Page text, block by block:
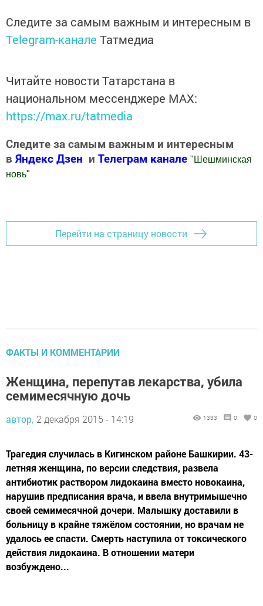
Следите за самым важным и интересным в
Telegram-канале Татмедиа
Читайте новости Татарстана в
национальном мессенджере MАХ:
https://max.ru/tatmedia
Следите за самым важным и интересным
в Яндекс Дзен и Телеграм канале " Шешминская
новь"
Перейти на страницу новости
ФАКТЫ И КОММЕНТАРИИ
Женщина, перепутав лекарства, убила
семимесячную дочь
автор, 2 декабря 2015 - 14:19 1333 0 0
Трагедия случилась в Кигинском районе Башкирии. 43-
летняя женщина, по версии следствия, развела
антибиотик раствором лидокаина вместо новокаина,
нарушив предписания врача, и ввела внутримышечно
своей семимесячной дочери. Малышку доставили в
больницу в крайне тяжёлом состоянии, но врачам не
удалось ее спасти. Смерть наступила от токсического
действия лидокаина. В отношении матери
возбуждено...